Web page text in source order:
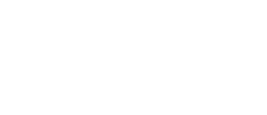
la navigation du carrousel en utilisant les liens de saut.